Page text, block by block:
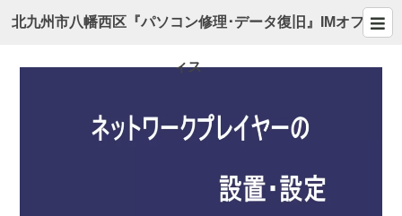
北九州市八幡西区『パソコン修理･データ復旧』IMオフ
ィス